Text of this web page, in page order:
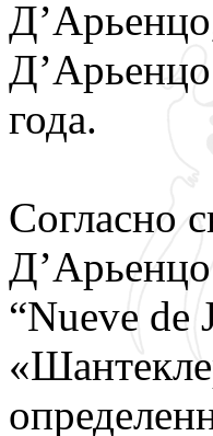
года.
Согласно
“Nueve de